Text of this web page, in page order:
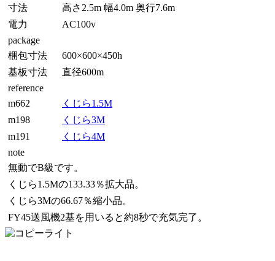
寸法
高さ2.5m 幅4.0m 奥行7.6m
電力
AC100v
package
梱包寸法
600×600×450h
基板寸法
直径600m
reference
m662
くじら1.5M
m198
くじら3M
m191
くじら4M
note
無動でB級です。
くじら1.5Mの133.33％拡大品。
くじら3Mの66.67％縮小品。
FY45送風機2基を用いると約8秒で充気完了。